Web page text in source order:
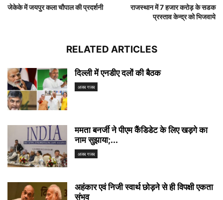
जेकेके में जयपुर कला चौपाल की प्रदर्शनी
राजस्थान में 7 हजार करोड़ के सडक
प्रस्ताव केन्द्र को भिजवाये
RELATED ARTICLES
दिल्ली में एनडीए दलों की बैठक
अजब गजब
ममता बनर्जी ने पीएम कैंडिडेट के लिए खड़गे का
नाम सुझाया;...
अजब गजब
अहंकार एवं निजी स्वार्थ छोड़ने से ही विपक्षी एकता
संभव